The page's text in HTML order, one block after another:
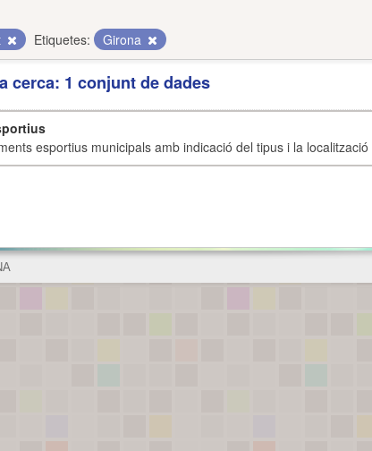
Etiquetes: Girona
cerca: 1 conjunt de dades
esportius municipals amb indicació del tipus i la localització